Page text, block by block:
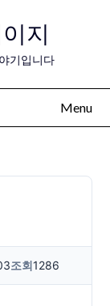
지
기입니다
Menu
조회1286